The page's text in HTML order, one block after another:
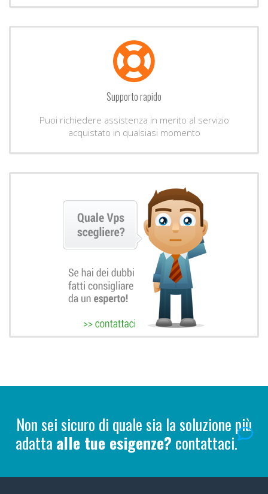
Supporto rapido
Puoi richiedere assistenza in merito al servizio
acquistato in qualsiasi momento
Non sei sicuro di quale sia la soluzione più
adatta alle tue esigenze? contattaci.